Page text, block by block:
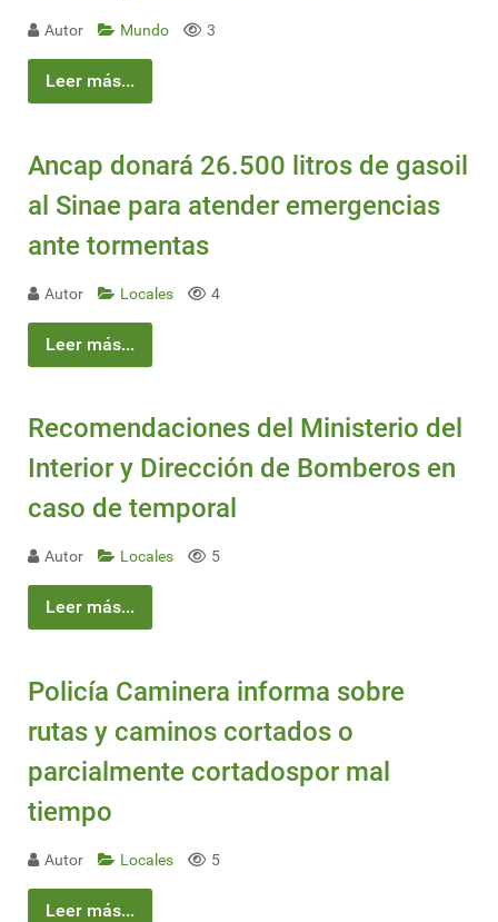
Autor Mundo 3
Leer más...
Ancap donará 26.500 litros de gasoil
al Sinae para atender emergencias
ante tormentas
Autor Locales 4
Leer más...
Recomendaciones del Ministerio del
Interior y Dirección de Bomberos en
caso de temporal
Autor Locales 5
Leer más...
Policía Caminera informa sobre
rutas y caminos cortados o
parcialmente cortadospor mal
tiempo
Autor Locales 5
Leer más...